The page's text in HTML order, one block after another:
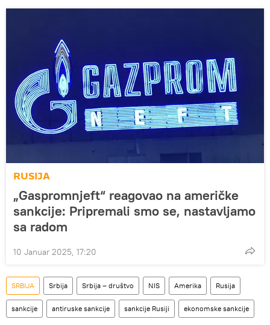
RUSIJA
„Gaspromnjeft“ reagovao na američke
sankcije: Pripremali smo se, nastavljamo
sa radom
10 Januar 2025, 17:20
SRBIJA Srbija Srbija – društvo NIS Amerika Rusija
sankcije antiruske sankcije sankcije Rusiji ekonomske sankcije